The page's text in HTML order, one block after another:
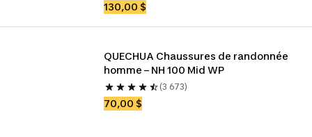
130,00 $
QUECHUA Chaussures de randonnée
homme – NH 100 Mid WP
(3 673)
70,00 $